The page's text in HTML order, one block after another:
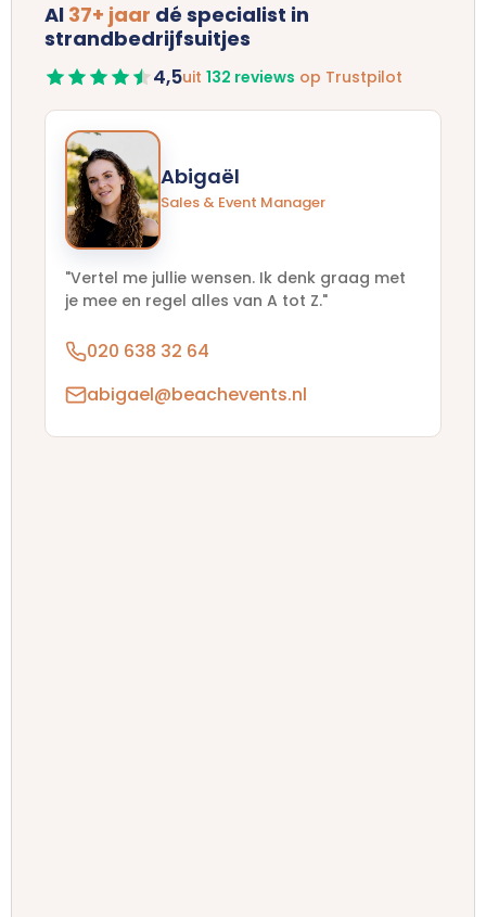
Al 37+ jaar dé specialist in
strandbedrijfsuitjes
4,5uit 132 reviews op Trustpilot
Abigaël
Sales & Event Manager
"Vertel me jullie wensen. Ik denk graag met
je mee en regel alles van A tot Z."
020 638 32 64
abigael@beachevents.nl